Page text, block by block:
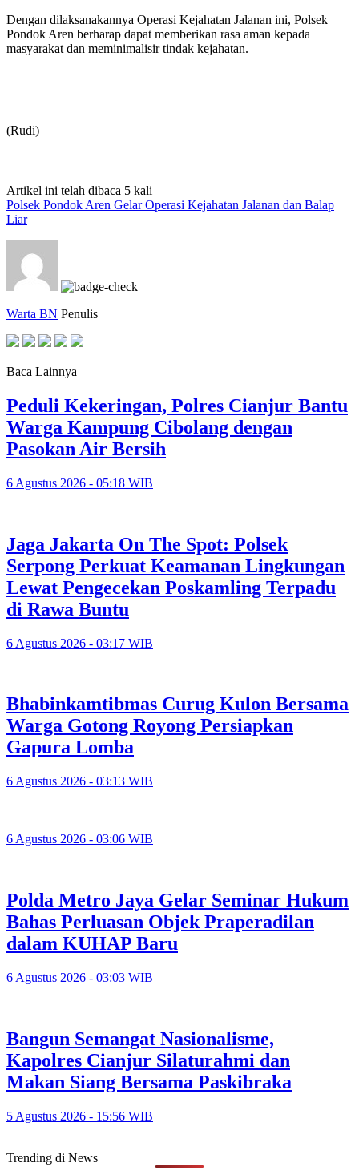
Dengan dilaksanakannya Operasi Kejahatan Jalanan ini, Polsek
Pondok Aren berharap dapat memberikan rasa aman kepada
masyarakat dan meminimalisir tindak kejahatan.
(Rudi)
Artikel ini telah dibaca 5 kali
Polsek Pondok Aren Gelar Operasi Kejahatan Jalanan dan Balap
Liar
Warta BN Penulis
Baca Lainnya
Peduli Kekeringan, Polres Cianjur Bantu
Warga Kampung Cibolang dengan
Pasokan Air Bersih
6 Agustus 2026 - 05:18 WIB
Jaga Jakarta On The Spot: Polsek
Serpong Perkuat Keamanan Lingkungan
Lewat Pengecekan Poskamling Terpadu
di Rawa Buntu
6 Agustus 2026 - 03:17 WIB
Bhabinkamtibmas Curug Kulon Bersama
Warga Gotong Royong Persiapkan
Gapura Lomba
6 Agustus 2026 - 03:13 WIB
6 Agustus 2026 - 03:06 WIB
Polda Metro Jaya Gelar Seminar Hukum
Bahas Perluasan Objek Praperadilan
dalam KUHAP Baru
6 Agustus 2026 - 03:03 WIB
Bangun Semangat Nasionalisme,
Kapolres Cianjur Silaturahmi dan
Makan Siang Bersama Paskibraka
5 Agustus 2026 - 15:56 WIB
Trending di News